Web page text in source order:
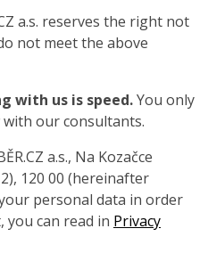
a.s. reserves the right not
not meet the above
with us is speed.You only
our consultants.
a.s., Na Kozačce
120 00 (hereinafter
personal data in order
can read in Privacy